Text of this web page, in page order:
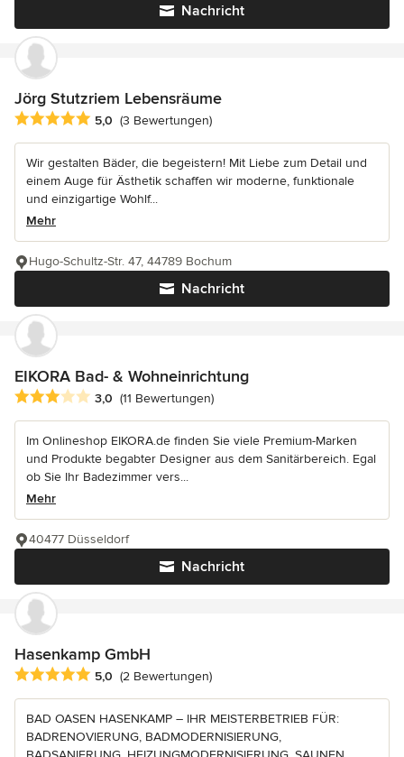
Nachricht
Jörg Stutzriem Lebensräume
Durchschnittliche Bewertung: 5 von 5 Sternen
5,0 (3 Bewertungen)
Wir gestalten Bäder, die begeistern! Mit Liebe zum Detail und
einem Auge für Ästhetik schaffen wir moderne, funktionale
und einzigartige Wohlf...
Mehr
Nachricht
Hugo-Schultz-Str. 47, 44789 Bochum
EIKORA Bad- & Wohneinrichtung
Durchschnittliche Bewertung: 3 von 5 Sternen
3,0 (11 Bewertungen)
Im Onlineshop EIKORA.de finden Sie viele Premium-Marken
und Produkte begabter Designer aus dem Sanitärbereich. Egal
ob Sie Ihr Badezimmer vers...
Mehr
Nachricht
40477 Düsseldorf
Hasenkamp GmbH
Durchschnittliche Bewertung: 5 von 5 Sternen
5,0 (2 Bewertungen)
BAD OASEN HASENKAMP – IHR MEISTERBETRIEB FÜR:
BADRENOVIERUNG, BADMODERNISIERUNG,